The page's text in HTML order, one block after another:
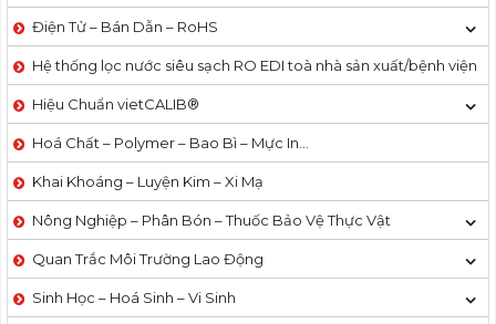
Điện Tử – Bán Dẫn – RoHS
Hệ thống lọc nước siêu sạch RO EDI​​ toà nhà sản xuất/bệnh viện
Hiệu Chuẩn vietCALIB®
Hoá Chất – Polymer – Bao Bì – Mực In…
Khai Khoáng – Luyện Kim – Xi Mạ
Nông Nghiệp – Phân Bón – Thuốc Bảo Vệ Thực Vật
Quan Trắc Môi Trường Lao Động
Sinh Học – Hoá Sinh – Vi Sinh